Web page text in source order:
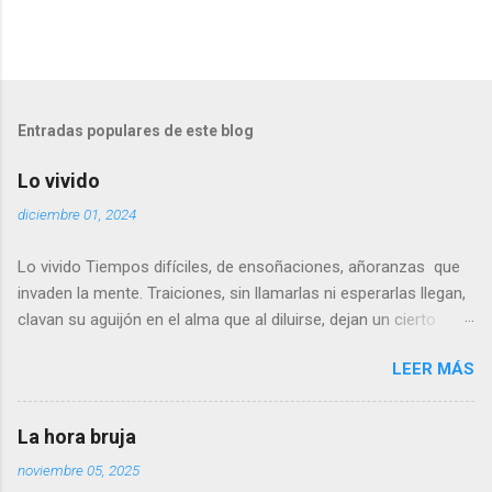
Entradas populares de este blog
Lo vivido
diciembre 01, 2024
Lo vivido Tiempos difíciles, de ensoñaciones, añoranzas que
invaden la mente. Traiciones, sin llamarlas ni esperarlas llegan,
clavan su aguijón en el alma que al diluirse, dejan un cierto
dulces, agradables, dejando el amago de una ligera sonrisa.
Otras, parecen sin sentido, casi dolientes, no llegan a ser
reproches, solo un poso de duda. No podemos evitarlo. ¿Juicio
del pasado?. ¿Inconsciente revisión de lo que fue? No lo se, ni
quiero saberlo. Puede que una cura del alma… de lo que esta
LEER MÁS
La hora bruja
noviembre 05, 2025